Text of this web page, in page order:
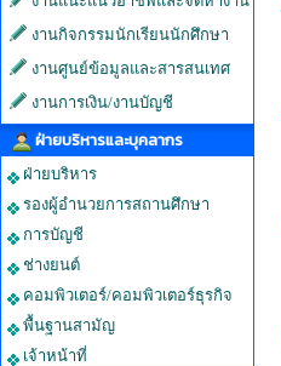
งานกิจกรรมนักเรียนนักศึกษา
งานศูนย์ข้อมูลและสารสนเทศ
งานการเงิน/งานบัญชี
ฝ่ายบริหารและบุคลากร
ฝ่ายบริหาร
รองผู้อำนวยการสถานศึกษา
การบัญชี
ช่างยนต์
คอมพิวเตอร์/คอมพิวเตอร์ธุรกิจ
พื้นฐานสามัญ
เจ้าหน้าที่